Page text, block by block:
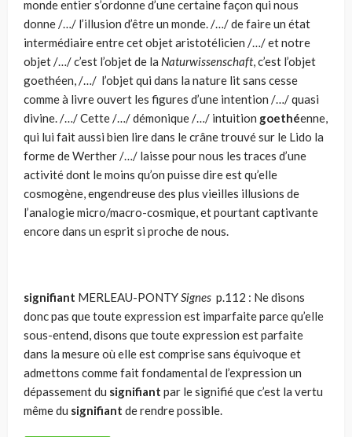
monde entier s’ordonne d’une certaine façon qui nous
donne /…/ l’illusion d’être un monde. /…/ de faire un état
intermédiaire entre cet objet aristotélicien /…/ et notre
objet /…/ c’est l’objet de la Naturwissenschaft, c’est l’objet
goethéen, /…/ l’objet qui dans la nature lit sans cesse
comme à livre ouvert les figures d’une intention /…/ quasi
divine. /…/ Cette /…/ démonique /…/ intuition goethéenne,
qui lui fait aussi bien lire dans le crâne trouvé sur le Lido la
forme de Werther /…/ laisse pour nous les traces d’une
activité dont le moins qu’on puisse dire est qu’elle
cosmogène, engendreuse des plus vieilles illusions de
l’analogie micro/macro-cosmique, et pourtant captivante
encore dans un esprit si proche de nous.
signifiant MERLEAU-PONTYSignes p.112 : Ne disons
donc pas que toute expression est imparfaite parce qu’elle
sous-entend, disons que toute expression est parfaite
dans la mesure où elle est comprise sans équivoque et
admettons comme fait fondamental de l’expression un
dépassement du signifiant par le signifié que c’est la vertu
même du signifiant de rendre possible.